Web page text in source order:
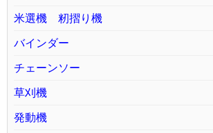
米選機 籾摺り機
バインダー
チェーンソー
草刈機
発動機